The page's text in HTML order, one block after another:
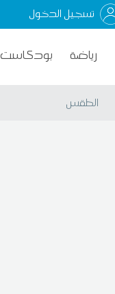
تسجيل الدخول
رياضة بودكاست
الطقس